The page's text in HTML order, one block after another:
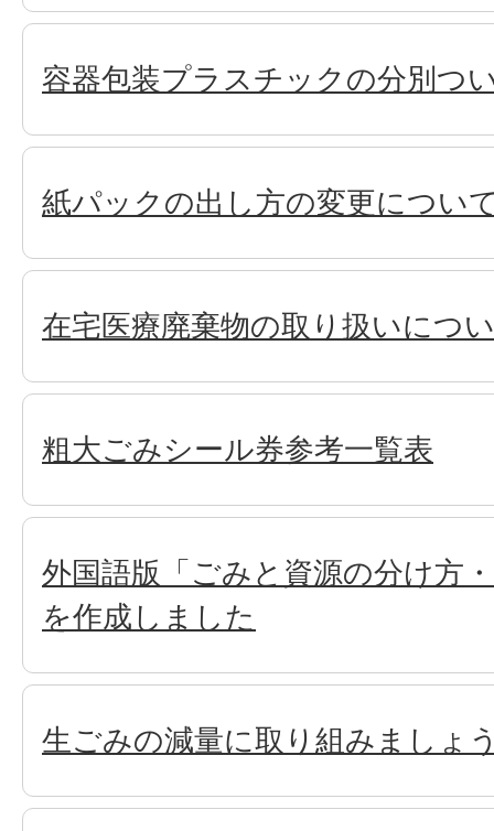
容器包装プラスチックの分別つ
紙パックの出し方の変更につい
在宅医療廃棄物の取り扱いにつ
粗大ごみシール券参考一覧表
外国語版「ごみと資源の分け方
を作成しました
生ごみの減量に取り組みましょ